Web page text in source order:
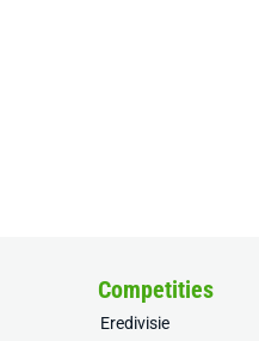
Competities
Eredivisie